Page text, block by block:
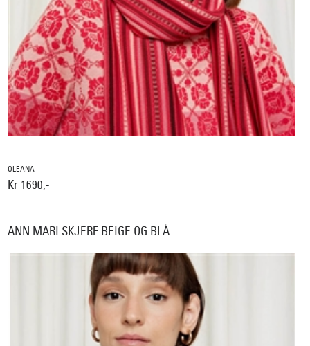
OLEANA
Kr 1690,-
ANN MARI SKJERF BEIGE OG BLÅ